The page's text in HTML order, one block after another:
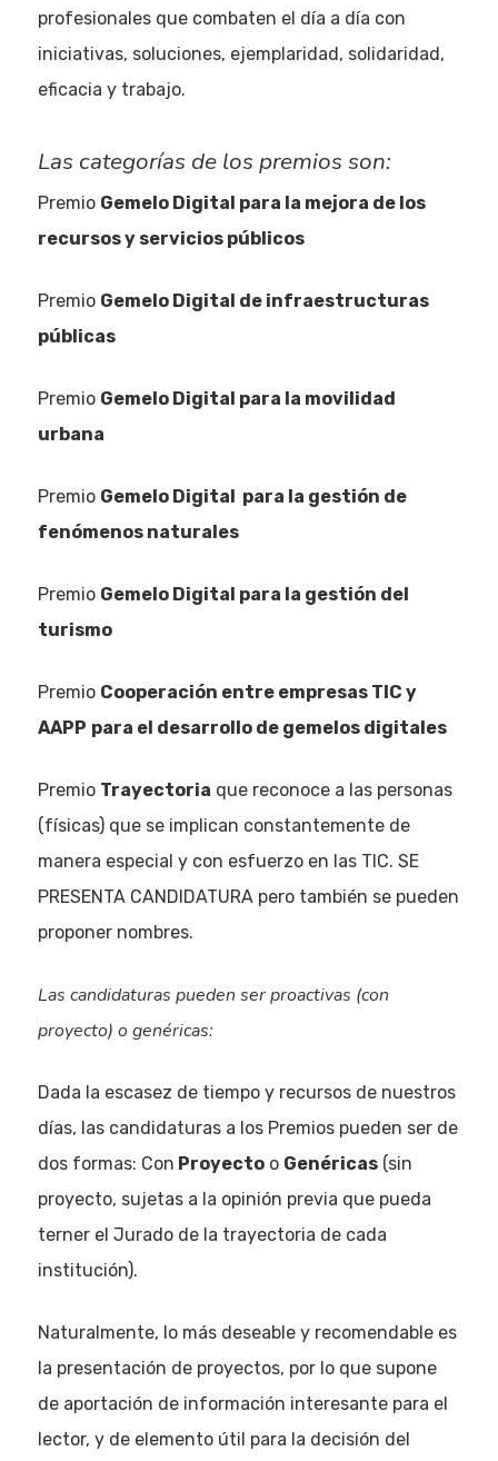
profesionales que combaten el día a día con
iniciativas, soluciones, ejemplaridad, solidaridad,
eficacia y trabajo.
Las categorías de los premios son:
Premio Gemelo Digital para la mejora de los
recursos y servicios públicos
Premio Gemelo Digital de infraestructuras
públicas
Premio Gemelo Digital para la movilidad
urbana
Premio Gemelo Digital para la gestión de
fenómenos naturales
Premio Gemelo Digital para la gestión del
turismo
Premio Cooperación entre empresas TIC y
AAPP para el desarrollo de gemelos digitales
Premio Trayectoria que reconoce a las personas
(físicas) que se implican constantemente de
manera especial y con esfuerzo en las TIC. SE
PRESENTA CANDIDATURA pero también se pueden
proponer nombres.
Las candidaturas pueden ser proactivas (con
proyecto) o genéricas:
Dada la escasez de tiempo y recursos de nuestros
días, las candidaturas a los Premios pueden ser de
dos formas: Con Proyectoo Genéricas(sin
proyecto, sujetas a la opinión previa que pueda
terner el Jurado de la trayectoria de cada
institución).
Naturalmente, lo más deseable y recomendable es
la presentación de proyectos, por lo que supone
de aportación de información interesante para el
lector, y de elemento útil para la decisión del